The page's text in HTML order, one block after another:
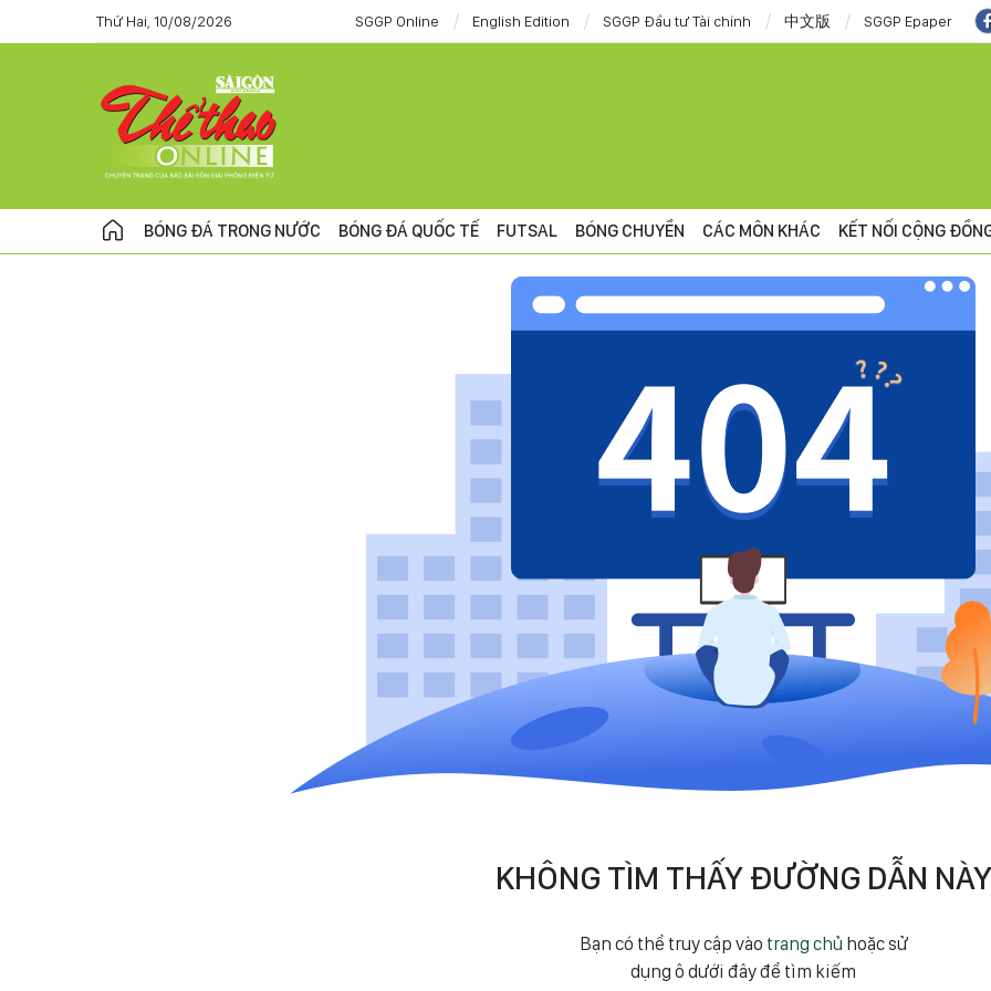
Thứ Hai, 10/08/2026 SGGP Online English Edition SGGP Đầu tư Tài chính 中文版 SGGP Epaper
BÓNG ĐÁ TRONG NƯỚC BÓNG ĐÁ QUỐC TẾ FUTSAL BÓNG CHUYỀN CÁC MÔN KHÁC KẾT NỐI CỘNG
KHÔNG TÌM THẤY ĐƯỜNG DẪN NÀY
Bạn có thể truy cập vào trang chủ hoặc sử
dụng ô dưới đây để tìm kiếm